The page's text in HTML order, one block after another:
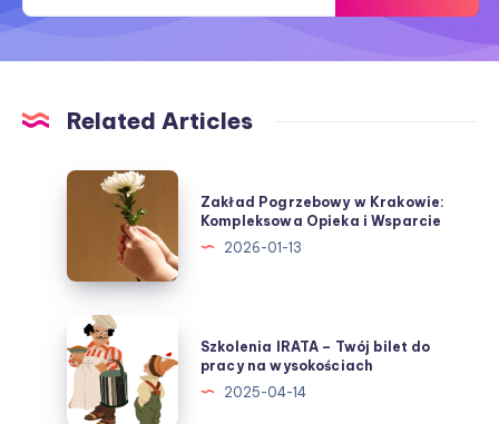
Related Articles
Zakład
Pogrzebowy
Krakowie:
Kompleksowa
Opieka
i
Wsparcie
Zakład Pogrzebowy w Krakowie:
Kompleksowa Opieka i Wsparcie
2026-01-13
Szkolenia
IRATA
Twój
Szkolenia IRATA – Twój bilet do
pracy na wysokościach
2025-04-14